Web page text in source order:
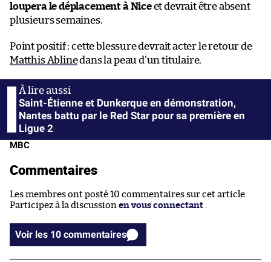
loupera le déplacement à Niceet devrait être absent
plusieurs semaines.
Point positif : cette blessure devrait acter le retour de
Matthis Ablinedans la peau d’un titulaire.
Saint-Étienne et Dunkerque en démonstration,
Nantes battu par le Red Star pour sa première en
Ligue 2
MBC
Commentaires
Les membres ont posté 10 commentaires sur cet article.
Participez à la discussion en vous connectant
Voir les 10 commentaires